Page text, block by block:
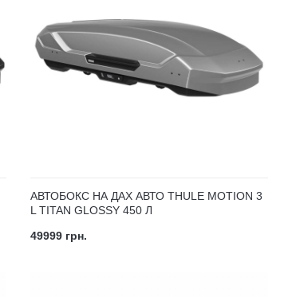
АВТОБОКС НА ДАХ АВТО THULE MOTION 3
L TITAN GLOSSY 450 Л
49999 грн.